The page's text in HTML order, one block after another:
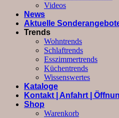
Videos
News
Aktuelle
Trends
Wohntrends
Schlaftrends
Esszimmertrends
Küchentrends
Wissenswertes
Kataloge
Kontakt | Anfahrt |
Shop
Warenkorb